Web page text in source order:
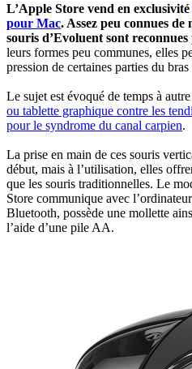
L’Apple Store vend en exclusivité
pour Mac. Assez peu connues
souris d’Evoluent sont
leurs formes peu communes, elles
pression de certaines parties du
Le sujet est évoqué de temps à
ou tablette graphique contre les
pour le syndrome du canal carpien.
La prise en main de ces souris
début, mais à l’utilisation, elles
que les souris traditionnelles. Le
Store communique avec
Bluetooth, possède une mollette
l’aide d’une pile AA.